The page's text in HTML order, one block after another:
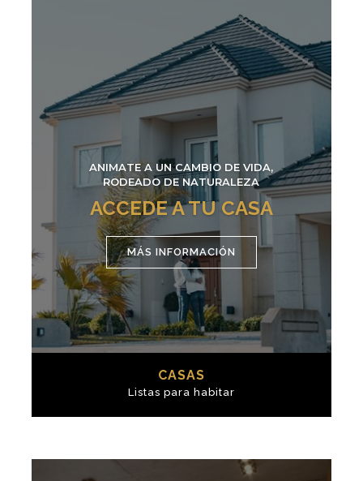
ANIMATE A UN CAMBIO DE VIDA,
RODEADO DE NATURALEZA
ACCEDE A TU CASA
MÁS INFORMACIÓN
CASAS
Listas para habitar